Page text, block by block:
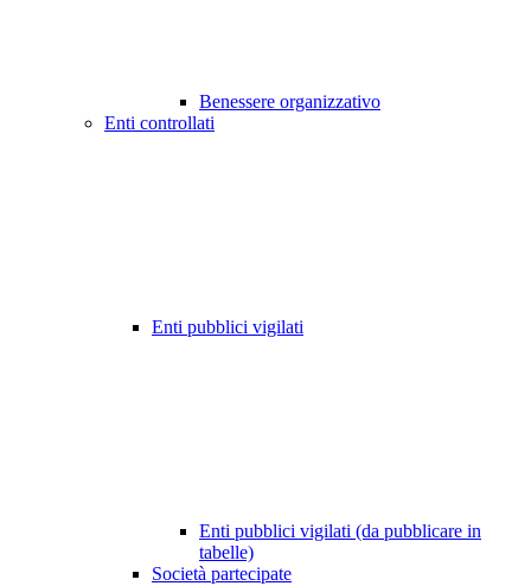
Benessere organizzativo
Enti controllati
Enti pubblici vigilati
Enti pubblici vigilati (da pubblicare in
tabelle)
Società partecipate